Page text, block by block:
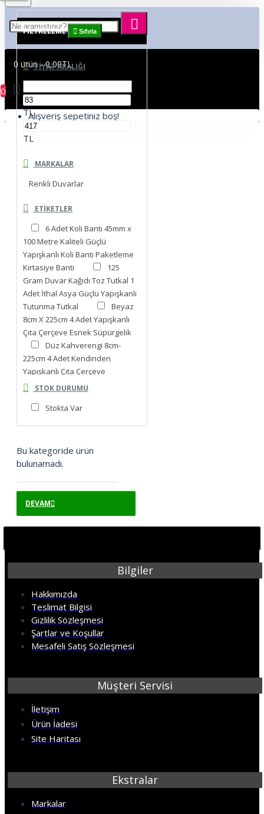
0 ürün - 0,00TL
0
Alışveriş sepetiniz boş!
FILTRELEME Sıfırla
FIYAT ARALIĞI
TL
TL
MARKALAR
Renkli Duvarlar
ETIKETLER
6 Adet Koli Bantı 45mm x
100 Metre Kaliteli Güçlü
Yapışkanlı Koli Bantı Paketleme
Kırtasiye Bantı
125
Gram Duvar Kağıdı Toz Tutkal 1
Adet İthal Asya Güçlü Yapışkanlı
Tutunma Tutkal
Beyaz
8cm X 225cm 4 Adet Yapışkanlı
Çıta Çerçeve Esnek Süpürgelik
Düz Kahverengi 8cm-
225cm 4 Adet Kendinden
Yapışkanlı Çıta Çerçeve
Süpürgelik
Çerçeve SüpürgelikDÜZKAHVE
Motifli Beyaz Esnek 8cm-
Çıta Çerçeve Süpürgelik
Siyah 4 Adet 225cm Esnek
Siyah 8X110cm Esnek Duvar
Çıtası Dekoratif Yapışkanlı
Çerçeve Süpürgelik
8cm-110cm
STOK DURUMU
Stokta Var
Bu kategoride ürün
bulunamadı.
DEVAM
Bilgiler
Hakkımızda
Teslimat Bilgisi
Gizlilik Sözleşmesi
Şartlar ve Koşullar
Mesafeli Satış Sözleşmesi
Müşteri Servisi
İletişim
Ürün İadesi
Site Haritası
Ekstralar
Markalar